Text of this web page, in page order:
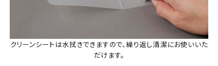
クリーンシートは水拭きできますので、繰り返し清潔にお使いいた
だけます。